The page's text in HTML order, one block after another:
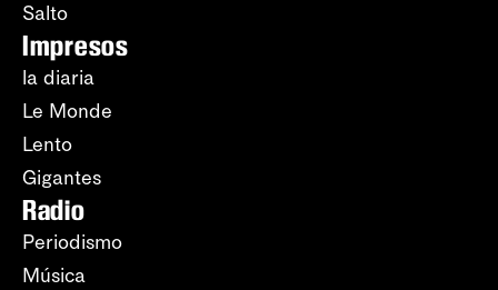
Salto
Impresos
la diaria
Le Monde
Lento
Gigantes
Radio
Periodismo
Música